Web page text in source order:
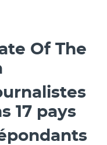
Of The
17 pays